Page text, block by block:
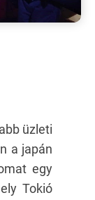
üzleti
a japán
egy
Tokió